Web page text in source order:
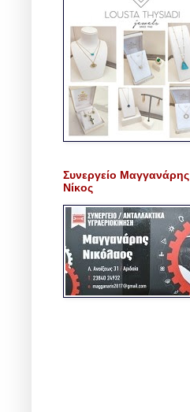
Συνεργείο Μαγγανάρης
Νίκος